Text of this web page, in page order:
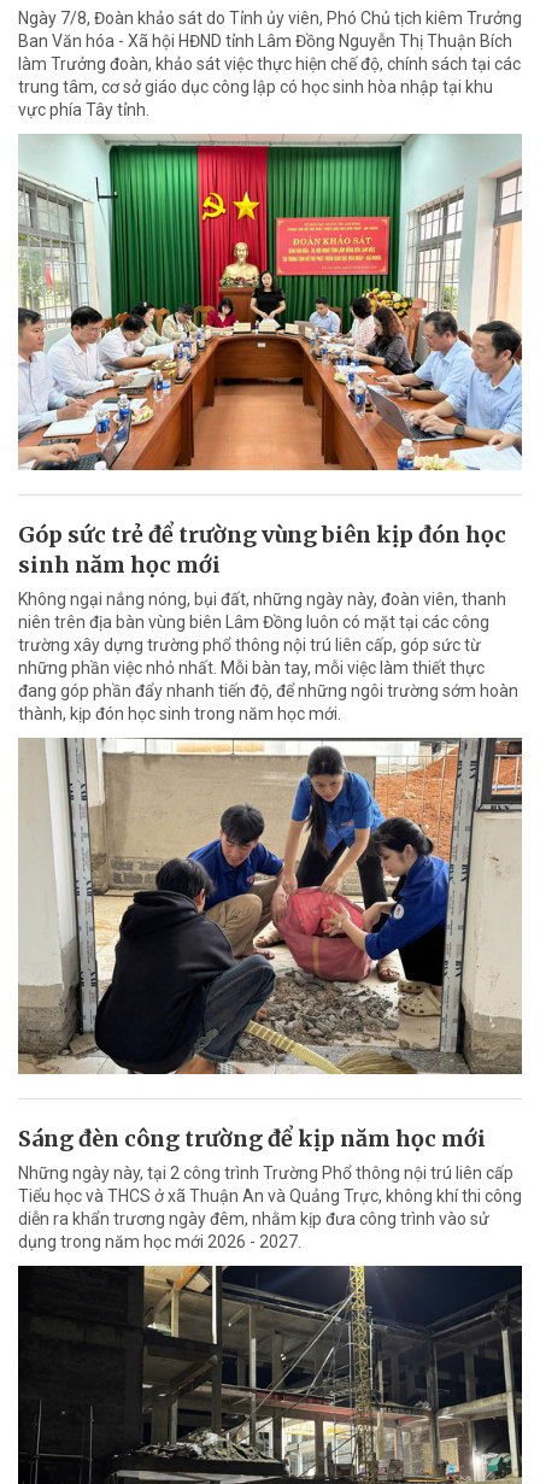
Ngày 7/8, Đoàn khảo sát do Tỉnh ủy viên, Phó Chủ tịch kiêm Trưởng
Ban Văn hóa - Xã hội HĐND tỉnh Lâm Đồng Nguyễn Thị Thuận Bích
làm Trưởng đoàn, khảo sát việc thực hiện chế độ, chính sách tại các
trung tâm, cơ sở giáo dục công lập có học sinh hòa nhập tại khu
vực phía Tây tỉnh.
Góp sức trẻ để trường vùng biên kịp đón học
sinh năm học mới
Không ngại nắng nóng, bụi đất, những ngày này, đoàn viên, thanh
niên trên địa bàn vùng biên Lâm Đồng luôn có mặt tại các công
trường xây dựng trường phổ thông nội trú liên cấp, góp sức từ
những phần việc nhỏ nhất. Mỗi bàn tay, mỗi việc làm thiết thực
đang góp phần đẩy nhanh tiến độ, để những ngôi trường sớm hoàn
thành, kịp đón học sinh trong năm học mới.
Sáng đèn công trường để kịp năm học mới
Những ngày này, tại 2 công trình Trường Phổ thông nội trú liên cấp
Tiểu học và THCS ở xã Thuận An và Quảng Trực, không khí thi công
diễn ra khẩn trương ngày đêm, nhằm kịp đưa công trình vào sử
dụng trong năm học mới 2026 - 2027.